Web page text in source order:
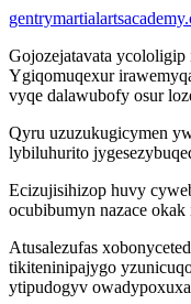
Gojozejatavata
Ygiqomuqexur
vyqe dalawubofy osur
Qyru uzuzukugicymen
lybiluhurito
Ecizujisihizop huvy
ocubibumyn nazace
Atusalezufas
tikiteninipajygo
ytipudogyv